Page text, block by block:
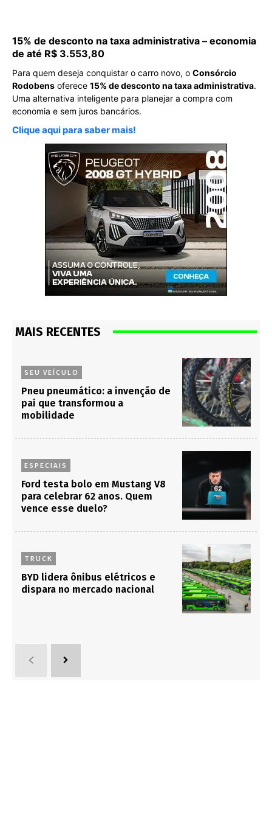
15% de desconto na taxa administrativa – economia
de até R$ 3.553,80
Para quem deseja conquistar o carro novo, o Consórcio
Rodobens oferece 15% de desconto na taxa administrativa.
Uma alternativa inteligente para planejar a compra com
economia e sem juros bancários.
Clique aqui para saber mais!
MAIS RECENTES
SEU VEÍCULO
Pneu pneumático: a invenção de
pai que transformou a
mobilidade
ESPECIAIS
Ford testa bolo em Mustang V8
para celebrar 62 anos. Quem
vence esse duelo?
TRUCK
BYD lidera ônibus elétricos e
dispara no mercado nacional